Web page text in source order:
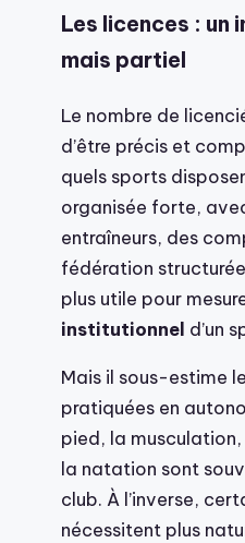
Les licences : un
mais partiel
Le nombre de
d’être précis et
quels sports
organisée forte,
entraîneurs, des
fédération
plus utile pour
institutionnel d’un
Mais il sous-estime
pratiquées en
pied, la
la natation sont
club. À l’inverse,
nécessitent plus